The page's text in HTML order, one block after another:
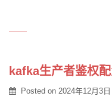
kafka生产者鉴权
Posted on 2024年12月3日